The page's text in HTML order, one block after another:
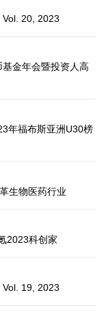
20, 2023
金年会暨投资人高
年福布斯亚洲U30榜
生物医药行业
2023科创家
19, 2023